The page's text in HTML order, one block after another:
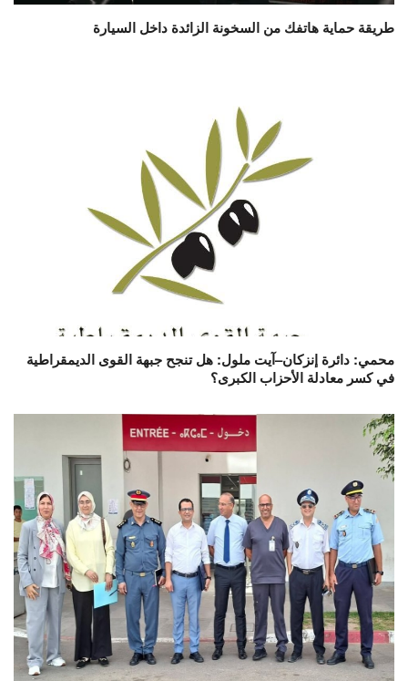
طريقة حماية هاتفك من السخونة الزائدة داخل السيارة
محمي: دائرة إنزكان–آيت ملول: هل تنجح جبهة القوى الديمقراطية
في كسر معادلة الأحزاب الكبرى؟